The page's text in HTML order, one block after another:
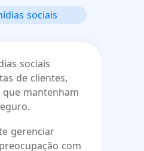
sociais
sociais
de clientes,
mantenham
gerenciar
com